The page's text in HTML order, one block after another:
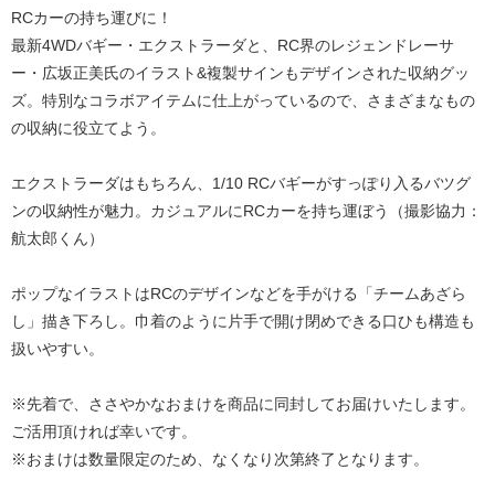
RCカーの持ち運びに！
最新4WDバギー・エクストラーダと、RC界のレジェンドレーサ
ー・広坂正美氏のイラスト&複製サインもデザインされた収納グッ
ズ。特別なコラボアイテムに仕上がっているので、さまざまなもの
の収納に役立てよう。
エクストラーダはもちろん、1/10 RCバギーがすっぽり入るバツグ
ンの収納性が魅力。カジュアルにRCカーを持ち運ぼう（撮影協力：
航太郎くん）
ポップなイラストはRCのデザインなどを手がける「チームあざら
し」描き下ろし。巾着のように片手で開け閉めできる口ひも構造も
扱いやすい。
※先着で、ささやかなおまけを商品に同封してお届けいたします。
ご活用頂ければ幸いです。
※おまけは数量限定のため、なくなり次第終了となります。